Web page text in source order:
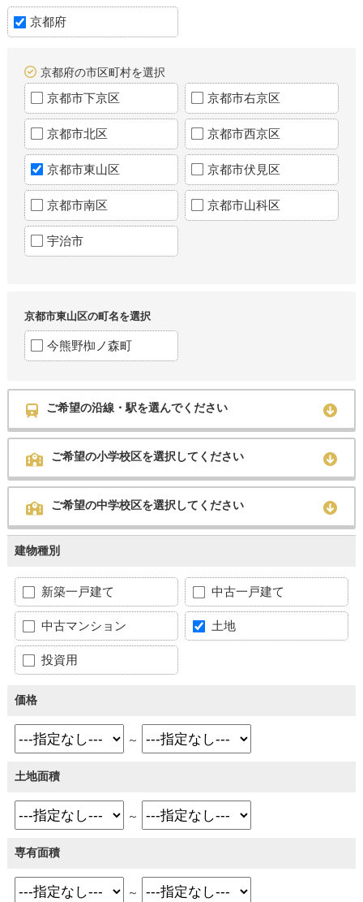
京都府
京都府の市区町村を選択
京都市下京区 京都市右京区
京都市北区 京都市西京区
京都市東山区 京都市伏見区
京都市南区 京都市山科区
宇治市
京都市東山区の町名を選択
今熊野椥ノ森町
ご希望の沿線・駅を選んでください
ご希望の小学校区を選択してください
ご希望の中学校区を選択してください
建物種別
新築一戸建て 中古一戸建て
中古マンション 土地
投資用
価格
～
土地面積
～
専有面積
～